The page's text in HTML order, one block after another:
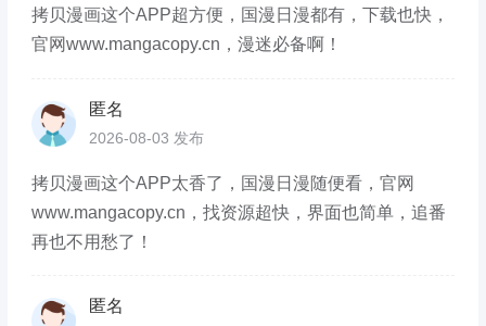
拷贝漫画这个APP超方便，国漫日漫都有，下载也快，
官网www.mangacopy.cn，漫迷必备啊！
匿名
2026-08-03 发布
拷贝漫画这个APP太香了，国漫日漫随便看，官网
www.mangacopy.cn，找资源超快，界面也简单，追番
再也不用愁了！
匿名